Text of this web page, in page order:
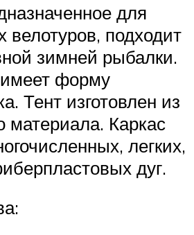
для
велотуров, подходит
зимней рыбалки.
форму
Тент изготовлен из
материала. Каркас
легких,
дуг.